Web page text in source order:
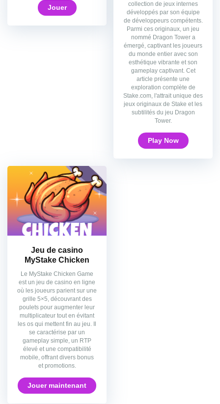
Jouer
collection de jeux internes
développés par son équipe
de développeurs compétents.
Parmi ces originaux, un jeu
nommé Dragon Tower a
émergé, captivant les joueurs
du monde entier avec son
esthétique vibrante et son
gameplay captivant. Cet
article présente une
exploration complète de
Stake.com, l'attrait unique des
jeux originaux de Stake et les
subtilités du jeu Dragon
Tower.
Play Now
Jeu de casino
MyStake Chicken
Le MyStake Chicken Game
est un jeu de casino en ligne
où les joueurs parient sur une
grille 5×5, découvrant des
poulets pour augmenter leur
multiplicateur tout en évitant
les os qui mettent fin au jeu. Il
se caractérise par un
gameplay simple, un RTP
élevé et une compatibilité
mobile, offrant divers bonus
et promotions.
Jouer maintenant